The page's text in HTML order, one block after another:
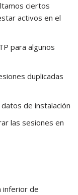
ciertos
activos en el
para algunos
duplicadas
de instalación
las sesiones en
inferior de